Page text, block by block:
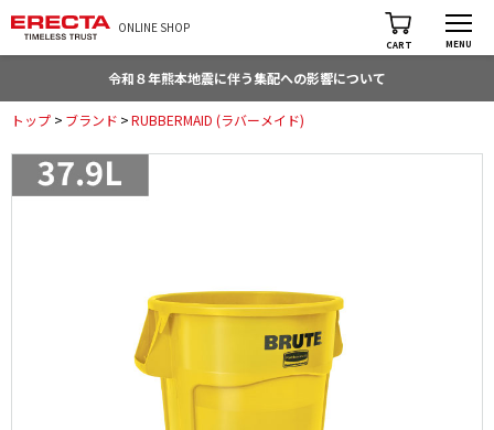
ONLINE SHOP
CART MENU
令和８年熊本地震に伴う集配への影響について
トップ > ブランド >RUBBERMAID (ラバーメイド)